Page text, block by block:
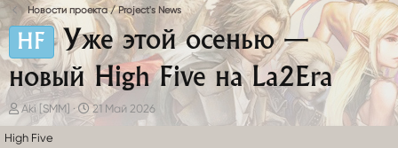
Новости проекта / Project's News
HF
Уже этой осенью —
новый High Five на La2Era
А
т
Aki [SMM]
Д
а
21 Май 2026
High Five